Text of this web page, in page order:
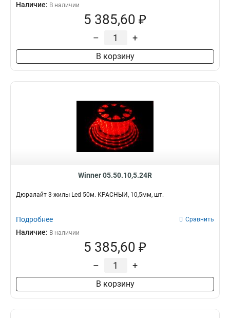
Наличие: В наличии
5 385,60 ₽
– +
В корзину
Winner 05.50.10,5.24R
Дюралайт 3-жилы Led 50м. КРАСНЫЙ, 10,5мм, шт.
Подробнее Сравнить
Наличие: В наличии
5 385,60 ₽
– +
В корзину